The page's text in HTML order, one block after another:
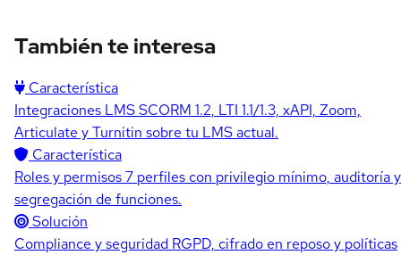
También te interesa
Característica
Integraciones LMSSCORM 1.2, LTI 1.1/1.3, xAPI, Zoom,
Articulate y Turnitin sobre tu LMS actual.
Característica
Roles y permisos7 perfiles con privilegio mínimo, auditoría y
segregación de funciones.
Solución
Compliance y seguridad RGPD, cifrado en reposo y políticas